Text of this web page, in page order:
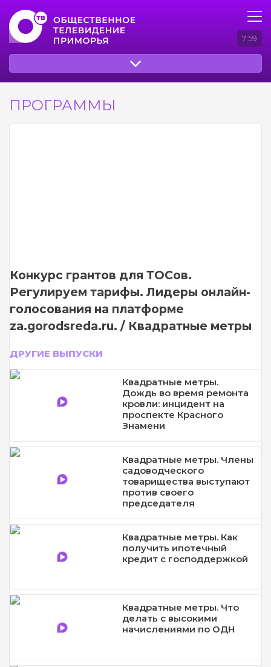
7:59
ПРОГРАММЫ
Конкурс грантов для ТОСов.
Регулируем тарифы. Лидеры онлайн-
голосования на платформе
za.gorodsreda.ru. / Квадратные метры
ДРУГИЕ ВЫПУСКИ
Квадратные метры.
Дождь во время ремонта
кровли: инцидент на
проспекте Красного
Знамени
Квадратные метры. Члены
садоводческого
товарищества выступают
против своего
председателя
Квадратные метры. Как
получить ипотечный
кредит с господдержкой
Квадратные метры. Что
делать с высокими
начислениями по ОДН